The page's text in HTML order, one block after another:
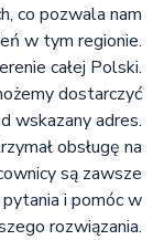
co pozwala nam
w tym regionie.
całej Polski.
dostarczyć
wskazany adres.
obsługę na
są zawsze
i pomóc w
rozwiązania.